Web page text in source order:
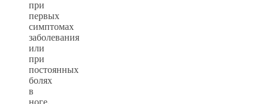
при
первых
симптомах
заболевания
или
при
постоянных
болях
в
ноге,